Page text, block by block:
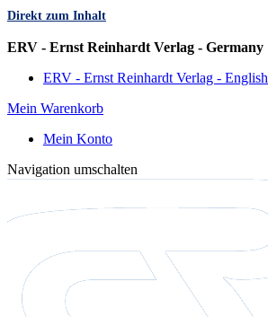
Direkt zum Inhalt
ERV - Ernst Reinhardt Verlag - Germany
ERV - Ernst Reinhardt Verlag - English
Mein Warenkorb
Mein Konto
Navigation umschalten